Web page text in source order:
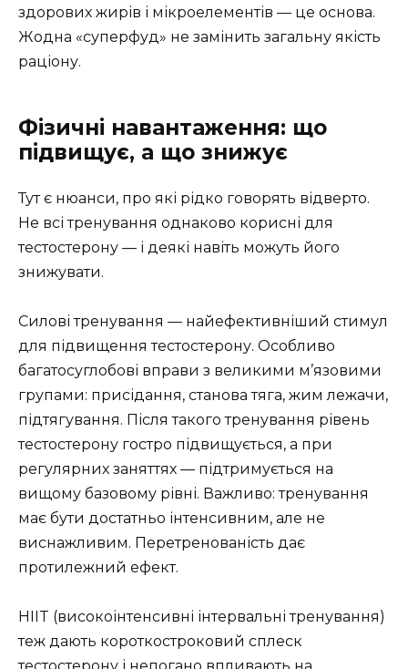
здорових жирів і мікроелементів — це основа.
Жодна «суперфуд» не замінить загальну якість
раціону.
Фізичні навантаження: що
підвищує, а що знижує
Тут є нюанси, про які рідко говорять відверто.
Не всі тренування однаково корисні для
тестостерону — і деякі навіть можуть його
знижувати.
Силові тренування — найефективніший стимул
для підвищення тестостерону. Особливо
багатосуглобові вправи з великими м’язовими
групами: присідання, станова тяга, жим лежачи,
підтягування. Після такого тренування рівень
тестостерону гостро підвищується, а при
регулярних заняттях — підтримується на
вищому базовому рівні. Важливо: тренування
має бути достатньо інтенсивним, але не
виснажливим. Перетренованість дає
протилежний ефект.
HIIT (високоінтенсивні інтервальні тренування)
теж дають короткостроковий сплеск